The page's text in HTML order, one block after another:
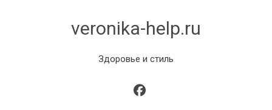
veronika-help.ru
Здоровье и стиль